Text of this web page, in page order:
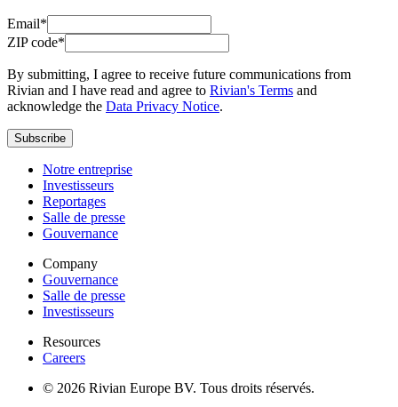
Email*
ZIP code*
By submitting, I agree to receive future communications from
Rivian and I have read and agree to Rivian's Terms and
acknowledge the Data Privacy Notice.
Subscribe
Notre entreprise
Investisseurs
Reportages
Salle de presse
Gouvernance
Company
Gouvernance
Salle de presse
Investisseurs
Resources
Careers
© 2026 Rivian Europe BV. Tous droits réservés.